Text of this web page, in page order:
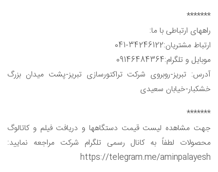
*******
راههای ارتباطی با ما:
ارتباط مشتریان:34246122-041
موبایل و تلگرام:09146484364
آدرس: تبریز-روبروی شرکت تراکتورسازی تبریز-پشت میدان بزرگ
خشکبار-خیابان سعیدی
*******
جهت مشاهده لیست قیمت دستگاهها و دریافت فیلم و کاتالوگ
محصولات لطفاً به کانال رسمی تلگرام شرکت مراجعه نمایید:
https://telegram.me/aminpalayesh